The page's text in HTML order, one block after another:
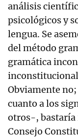
análisis
psicológicos y
lengua. Se
del método
gramática
Obviamente
cuanto a los
otros-, bastaría
Consejo